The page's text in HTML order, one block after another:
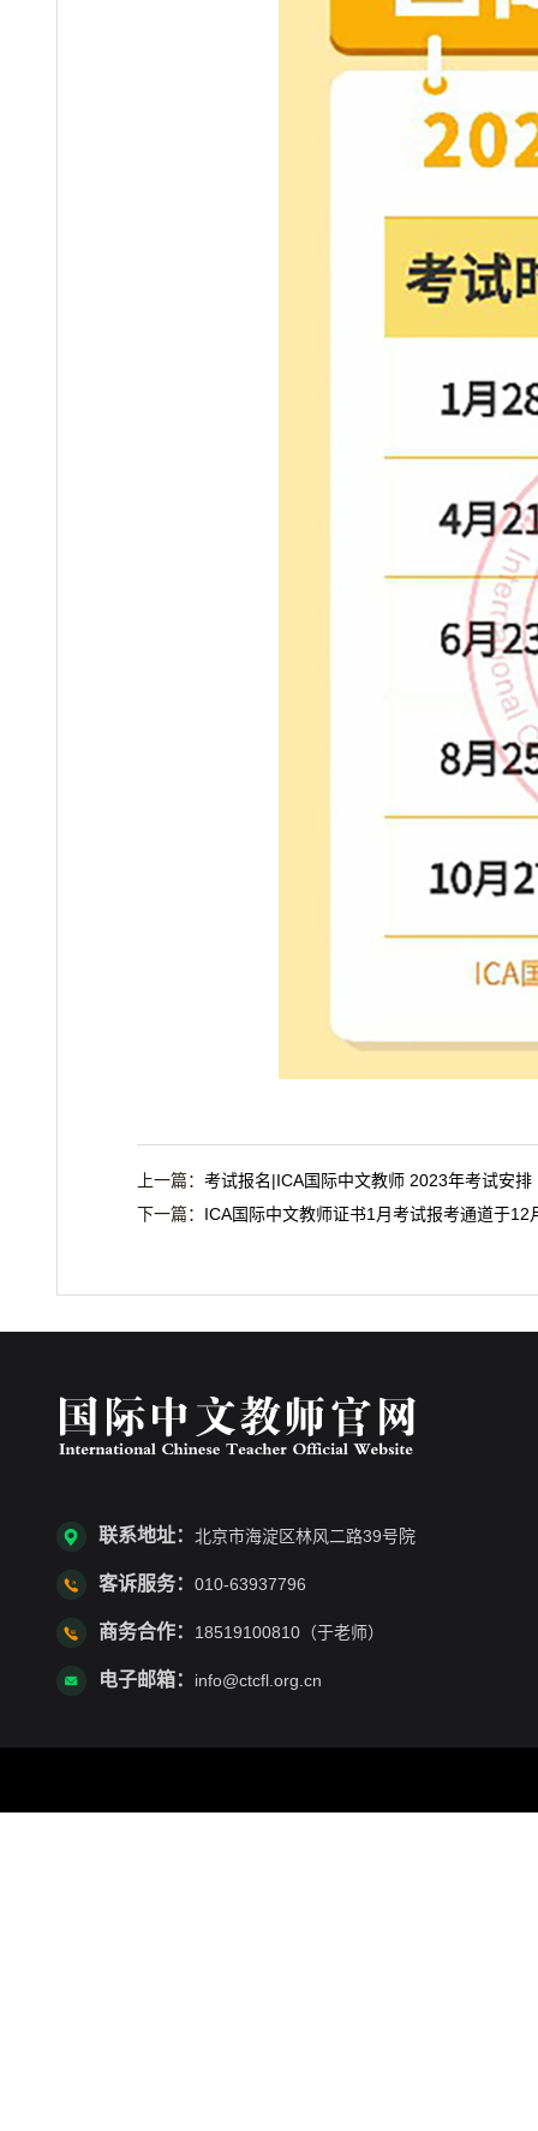
上一篇： 考试报名|ICA国际中文教师 2023年考试安排
下一篇： ICA国际中文教师证书1月考试报考通道于12
联系地址： 北京市海淀区林风二路39号院
客诉服务： 010-63937796
商务合作： 18519100810（于老师）
电子邮箱： info@ctcfl.org.cn